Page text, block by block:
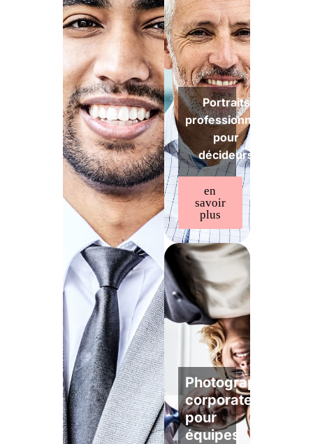
Portraits
professionnels
pour
décideurs
en
savoir
plus
Photographe
corporate
pour
équipes